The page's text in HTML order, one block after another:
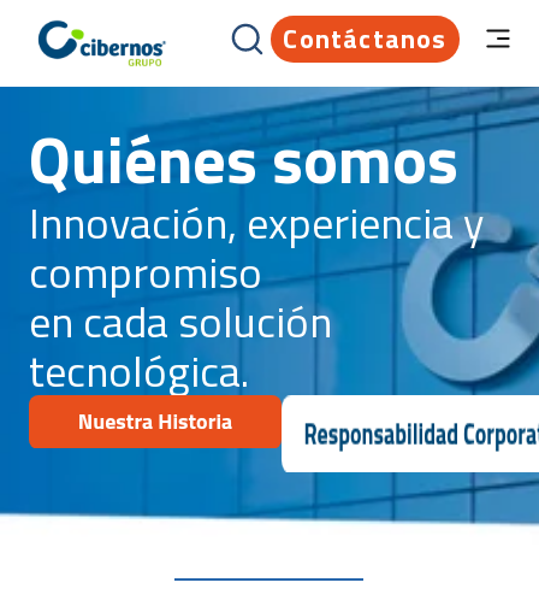
Contáctanos
Quiénes somos
Innovación, experiencia y
compromiso
en cada solución
tecnológica.